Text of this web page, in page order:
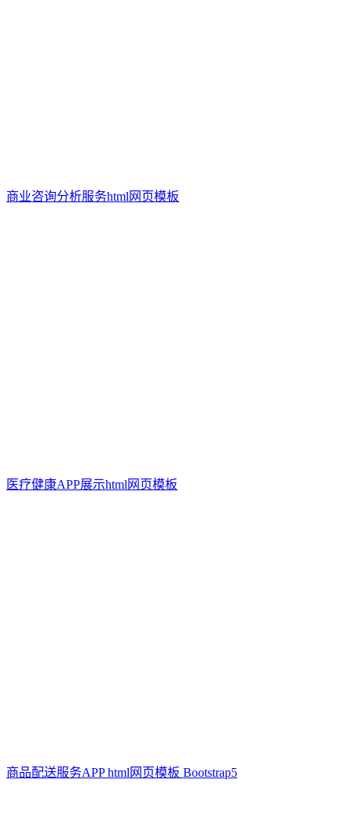
商业咨询分析服务html网页模板
医疗健康APP展示html网页模板
商品配送服务APP html网页模板 Bootstrap5